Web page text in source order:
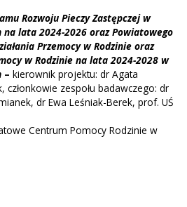
Rozwoju Pieczy Zastępczej w
na lata 2024-2026 oraz Powiatowego
Przemocy w Rodzinie oraz
w Rodzinie na lata 2024-2028 w
– kierownik projektu: dr Agata
członkowie zespołu badawczego: dr
dr Ewa Leśniak-Berek, prof. UŚ
Centrum Pomocy Rodzinie w